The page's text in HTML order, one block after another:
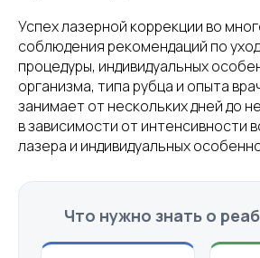
Успех лазерной коррекции во
соблюдения рекомендаций по
процедуры, индивидуальных
организма, типа рубца и опыта
занимает от нескольких дней до
в зависимости от интенсивности
лазера и индивидуальных
Что нужно знать о